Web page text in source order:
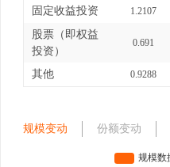
固定收益投资 1.2107
股票（即权益
投资）
0.691
其他 0.9288
规模变动 份额变动